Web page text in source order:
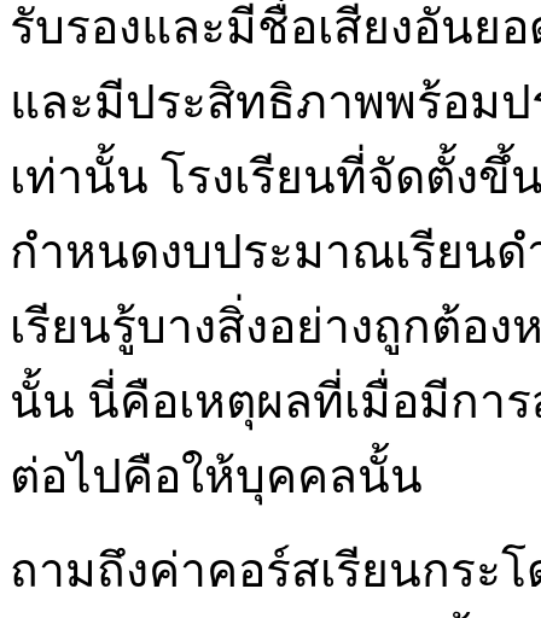
รับรองและมีชื่อเสียงอันย
และมีประสิทธิภาพพร้อม
เท่านั้น โรงเรียนที่จัดตั้ง
กำหนดงบประมาณเรียนดํ
เรียนรู้บางสิ่งอย่างถูกต้อ
นั้น นี่คือเหตุผลที่เมื่อมีการ
ต่อไปคือให้บุคคลนั้น
ถามถึงค่าคอร์สเรียนกระ